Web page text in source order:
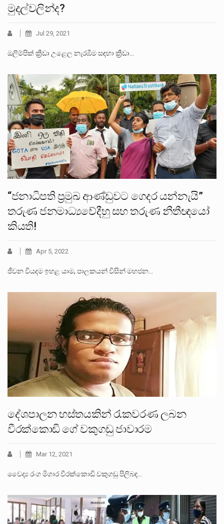
මුදල්වලින්ද?
Jul 29, 2021
ඔලිම්පික් ක්‍රීඩා උළෙල නැරඹීම සඳහා ක්‍රීඩා…
“ජනාධිපති ප්‍රමුඛ ආණ්ඩුවට ගෙදර යන්නැයි”
තරුණ ජනමාධ්‍යවේදීහු සහ තරුණ නීතීඥයෝ
කියති!
Apr 5, 2022
ජීවන වියදම ඉහළ යාම, පාලකයන් විසින් මහජන…
දේශපාලන හස්තයකින් රැකවරණ ලබන
වීරක්කොඩි ගේ වකුගඩු ජාවාරම
Mar 12, 2021
වෛද්‍ය රංග මිගාර වීරක්කොඩි වකුගඩු පිලිබඳ…